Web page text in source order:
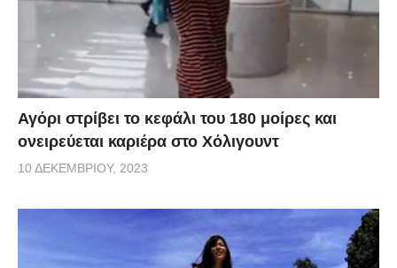
Αγόρι στρίβει το κεφάλι του 180 μοίρες και
ονειρεύεται καριέρα στο Χόλιγουντ
10 ΔΕΚΕΜΒΡΊΟΥ, 2023